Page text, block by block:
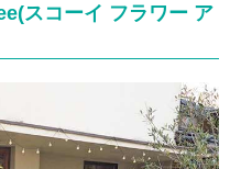
スコーイ フラワー ア